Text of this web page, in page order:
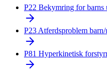
P22 Bekymring for barns
P23 Atferdsproblem
P81 Hyperkinetisk